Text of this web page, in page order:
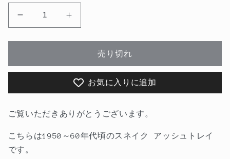
60&#39;s
ネ
ク
ア
シ
ュ
1950
60&#39;s
ネ
イ
ク
ア
シ
売り切れ
お気に入りに追加
ご覧いただきありがとうございます。
こちらは1950～60年代頃のスネイク アッシュトレイ
です。